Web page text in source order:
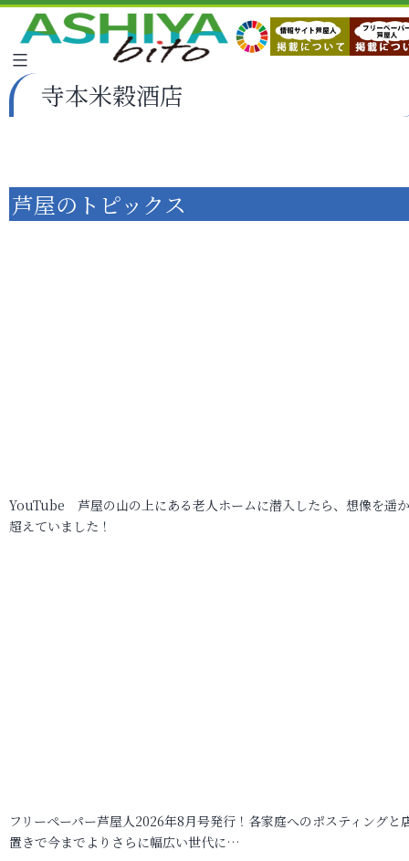
寺本米穀酒店
芦屋のトピックス
YouTube 芦屋の山の上にある老人ホームに潜入したら、想像を遥
超えていました！
フリーペーパー芦屋人2026年8月号発行！各家庭へのポスティングと
置きで今までよりさらに幅広い世代に…